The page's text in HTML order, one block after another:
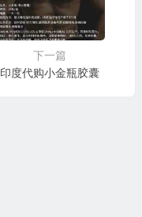
下一篇
印度代购小金瓶胶囊